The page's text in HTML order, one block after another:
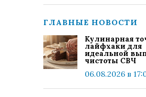
ГЛАВНЫЕ НОВОСТИ
Кулинарная
лайфхаки для
идеальной
чистоты СВЧ
06.08.2026 в